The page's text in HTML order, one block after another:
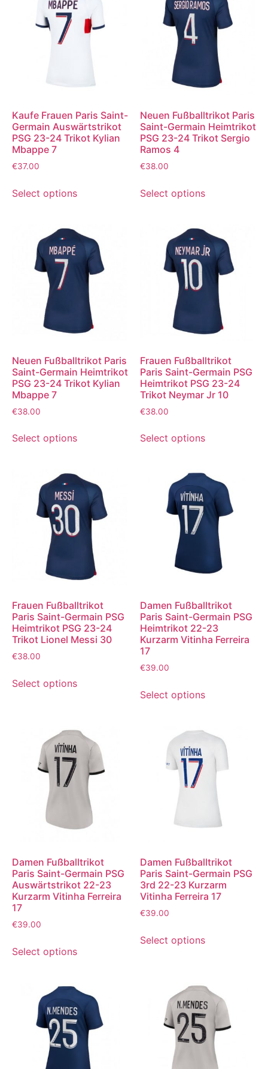
Kaufe Frauen Paris Saint-
Germain Auswärtstrikot
PSG 23-24 Trikot Kylian
Mbappe 7
€37.00
Select options
Neuen Fußballtrikot Paris
Saint-Germain Heimtrikot
PSG 23-24 Trikot Sergio
Ramos 4
€38.00
Select options
Neuen Fußballtrikot Paris
Saint-Germain Heimtrikot
PSG 23-24 Trikot Kylian
Mbappe 7
€38.00
Select options
Frauen Fußballtrikot
Paris Saint-Germain PSG
Heimtrikot PSG 23-24
Trikot Neymar Jr 10
€38.00
Select options
Frauen Fußballtrikot
Paris Saint-Germain PSG
Heimtrikot PSG 23-24
Trikot Lionel Messi 30
€38.00
Select options
Damen Fußballtrikot
Paris Saint-Germain PSG
Heimtrikot 22-23
Kurzarm Vitinha Ferreira
17
€39.00
Select options
Damen Fußballtrikot
Paris Saint-Germain PSG
Auswärtstrikot 22-23
Kurzarm Vitinha Ferreira
17
€39.00
Select options
Damen Fußballtrikot
Paris Saint-Germain PSG
3rd 22-23 Kurzarm
Vitinha Ferreira 17
€39.00
Select options